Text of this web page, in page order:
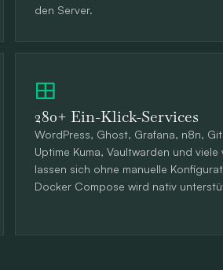
den Server.
280+ Ein-Klick-Services
WordPress, Ghost, Grafana, n8n,
Uptime Kuma, Vaultwarden und viele
lassen sich ohne manuelle
Docker Compose wird nativ